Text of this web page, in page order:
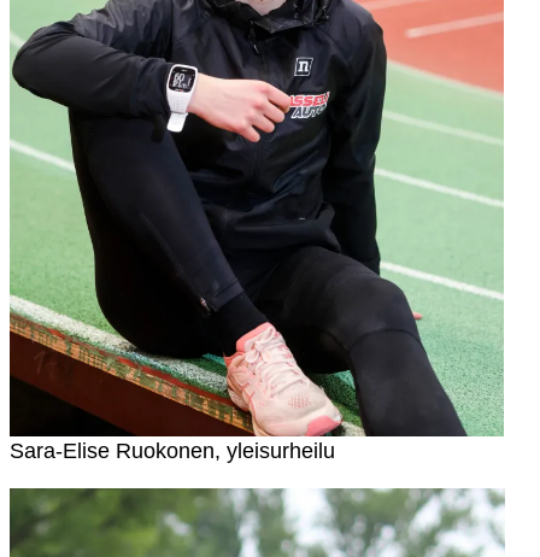
Sara-Elise Ruokonen, yleisurheilu